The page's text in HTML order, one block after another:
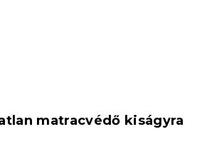
matracvédő kiságyra